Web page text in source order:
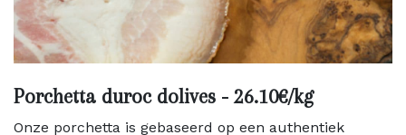
Porchetta duroc dolives - 26.10€/kg
Onze porchetta is gebaseerd op een authentiek